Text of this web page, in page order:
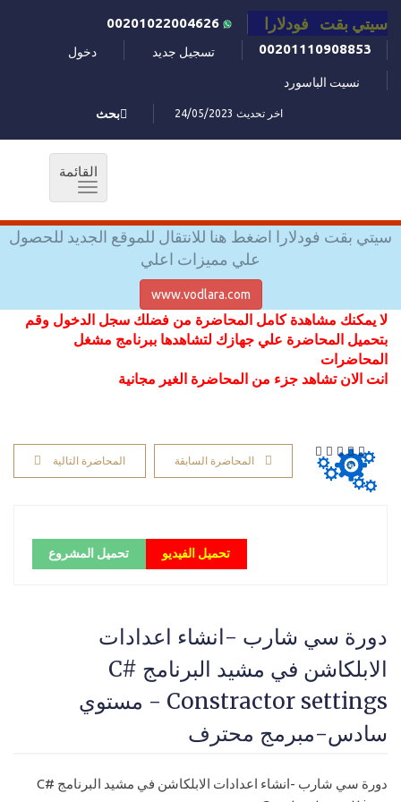
سيتي بقت فودلارا
00201110908853
تسجيل جديد دخول
نسيت الباسورد
اخر تحديث 24/05/2023 بحث
القائمة
Toggle
سيتي بقت فودلارا اضغط هنا للانتقال للموقع الجديد للحصول
علي مميزات اعلي
www.vodlara.com
لا يمكنك مشاهدة كامل المحاضرة من فضلك سجل الدخول وقم
بتحميل المحاضرة علي جهازك لتشاهدها ببرنامج مشغل
المحاضرات
انت الان تشاهد جزء من المحاضرة الغير مجانية
المحاضرة السابقة المحاضرة التالية
تحميل المشروع تحميل الفيديو
دورة سي شارب -انشاء اعدادات
الابلكاشن في مشيد البرنامج C#
Constractor settings - مستوي
سادس-مبرمج محترف
دورة سي شارب -انشاء اعدادات الابلكاشن في مشيد البرنامج C#